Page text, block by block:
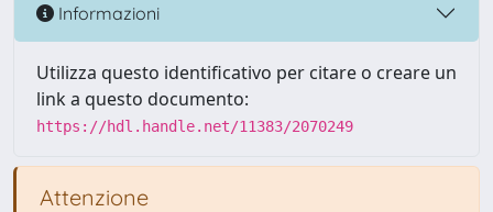
Informazioni
Utilizza questo identificativo per citare o creare un
link a questo documento:
https://hdl.handle.net/11383/2070249
Attenzione